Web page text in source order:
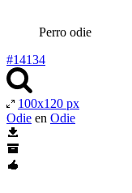
Perro odie
#14134
100x120 px
Odie en Odie